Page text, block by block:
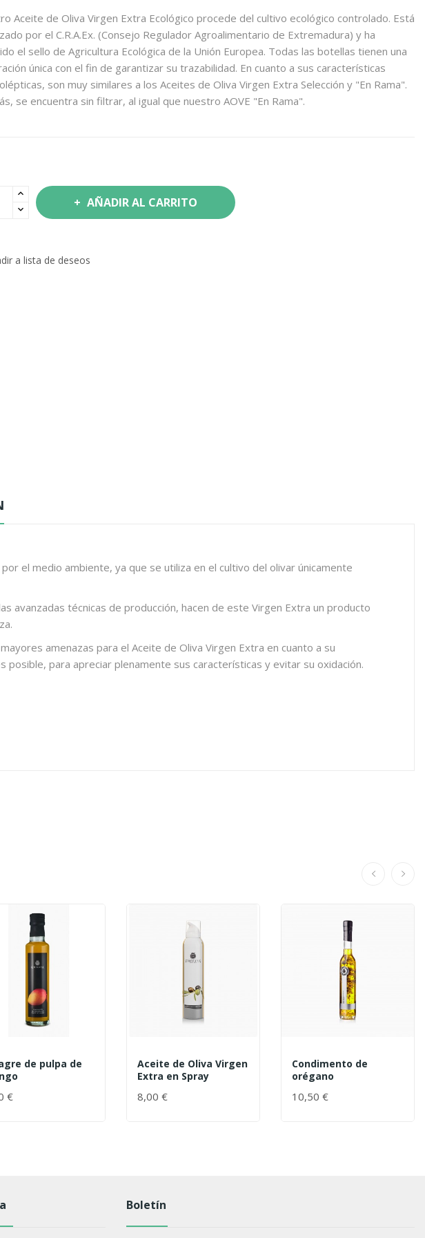
Aceite de Oliva Virgen Extra Ecológico procede del cultivo ecológico controlado. Está
por el C.R.A.Ex. (Consejo Regulador Agroalimentario de Extremadura) y ha
el sello de Agricultura Ecológica de la Unión Europea. Todas las botellas tienen una
única con el fin de garantizar su trazabilidad. En cuanto a sus características
son muy similares a los Aceites de Oliva Virgen Extra Selección y "En Rama".
se encuentra sin filtrar, al igual que nuestro AOVE "En Rama".
AÑADIR AL CARRITO
a lista de deseos
el medio ambiente, ya que se utiliza en el cultivo del olivar únicamente
avanzadas técnicas de producción, hacen de este Virgen Extra un producto
amenazas para el Aceite de Oliva Virgen Extra en cuanto a su
para apreciar plenamente sus características y evitar su oxidación.
de pulpa de
€
Aceite de Oliva Virgen
Extra en Spray
8,00 €
Condimento de
orégano
10,50 €
Boletín